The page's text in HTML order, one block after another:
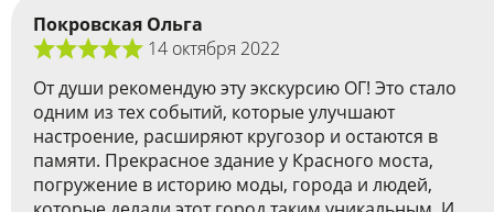
Покровская Ольга
14 октября 2022
От души рекомендую эту экскурсию ОГ! Это стало
одним из тех событий, которые улучшают
настроение, расширяют кругозор и остаются в
памяти. Прекрасное здание у Красного моста,
погружение в историю моды, города и людей,